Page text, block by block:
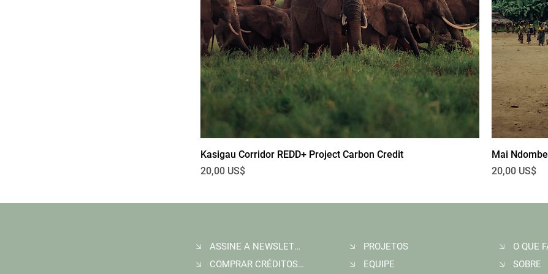
Kasigau Corridor REDD+ Project Carbon Credit
Preço
20,00 US$
Mai
Preço
20,00 US$
ASSINE A NEWSLETTER
COMPRAR CRÉDITOS DE CARBONO
PROJETOS
EQUIPE
O QUE
SOBRE